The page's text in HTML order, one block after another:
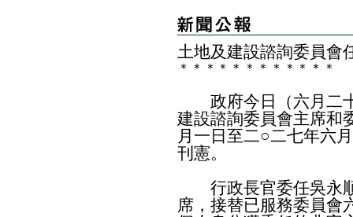
土地及建設諮詢委員會
＊ ＊ ＊ ＊ ＊ ＊ ＊ ＊ ＊ ＊ ＊ ＊
政府今日（六月二十
建設諮詢委員會主席和
月一日至二○二七年六
刊憲。
行政長官委任吳永順
席，接替已服務委員會